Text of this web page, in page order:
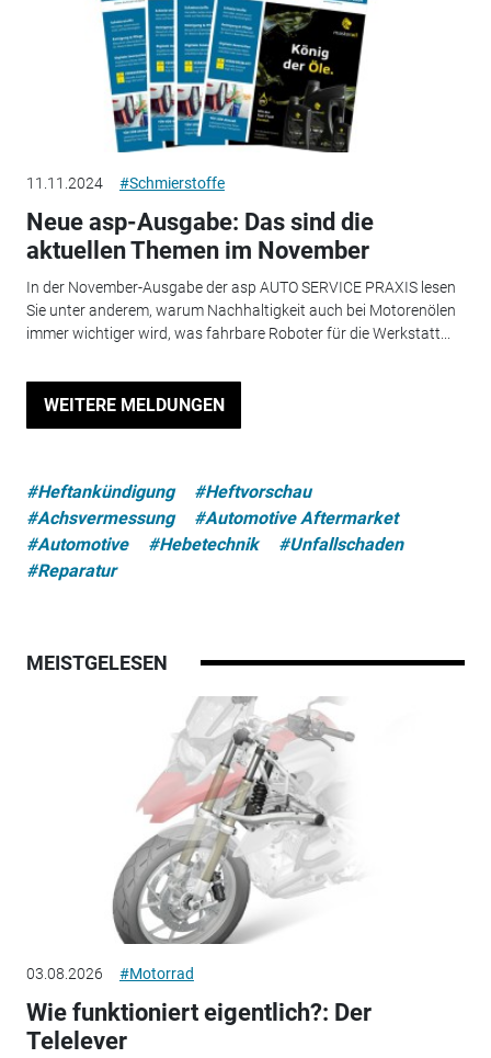
11.11.2024 #Schmierstoffe
Neue asp-Ausgabe: Das sind die
aktuellen Themen im November
In der November-Ausgabe der asp AUTO SERVICE PRAXIS lesen
Sie unter anderem, warum Nachhaltigkeit auch bei Motorenölen
immer wichtiger wird, was fahrbare Roboter für die Werkstatt...
WEITERE MELDUNGEN
#Heftankündigung
#Heftvorschau
#Achsvermessung
#Automotive Aftermarket
#Automotive
#Hebetechnik
#Unfallschaden
#Reparatur
MEISTGELESEN
03.08.2026 #Motorrad
Wie funktioniert eigentlich?: Der
Telelever